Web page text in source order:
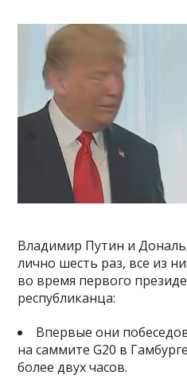
Владимир Путин и
лично шесть раз, все из
во время первого
республиканца:
Впервые они
на саммите G20 в
более двух часов.